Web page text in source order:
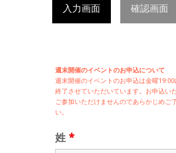
入力画面 確認画面
週末開催のイベントのお申込について
週末開催のイベントのお申込は金曜
終了させていただいています。お申込い
ご参加いただけませんのであらかじめご
い。
姓 *